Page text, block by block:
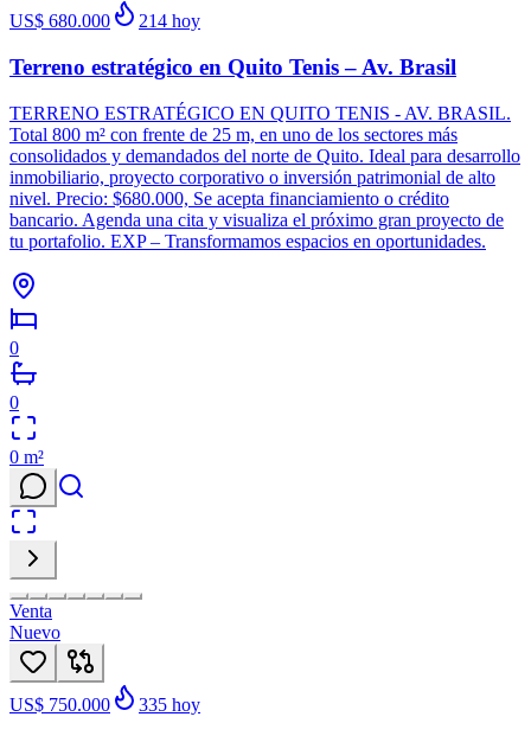
US$ 680.000 214 hoy
Terreno estratégico en Quito Tenis – Av. Brasil
TERRENO ESTRATÉGICO EN QUITO TENIS - AV. BRASIL.
Total 800 m² con frente de 25 m, en uno de los sectores más
consolidados y demandados del norte de Quito. Ideal para desarrollo
inmobiliario, proyecto corporativo o inversión patrimonial de alto
nivel. Precio: $680.000, Se acepta financiamiento o crédito
bancario. Agenda una cita y visualiza el próximo gran proyecto de
tu portafolio. EXP – Transformamos espacios en oportunidades.
0
0
0 m²
Venta
Nuevo
US$ 750.000 335 hoy